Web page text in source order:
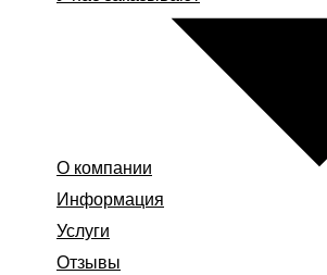
О компании
Информация
Услуги
Отзывы